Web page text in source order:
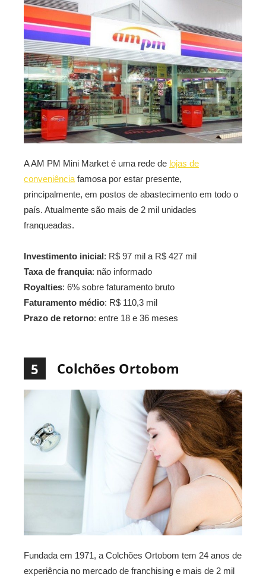
A AM PM Mini Market é uma rede de lojas de
conveniência famosa por estar presente,
principalmente, em postos de abastecimento em todo o
país. Atualmente são mais de 2 mil unidades
franqueadas.
Investimento inicial: R$ 97 mil a R$ 427 mil
Taxa de franquia: não informado
Royalties: 6% sobre faturamento bruto
Faturamento médio: R$ 110,3 mil
Prazo de retorno: entre 18 e 36 meses
5 Colchões Ortobom
Fundada em 1971, a Colchões Ortobom tem 24 anos de
experiência no mercado de franchising e mais de 2 mil